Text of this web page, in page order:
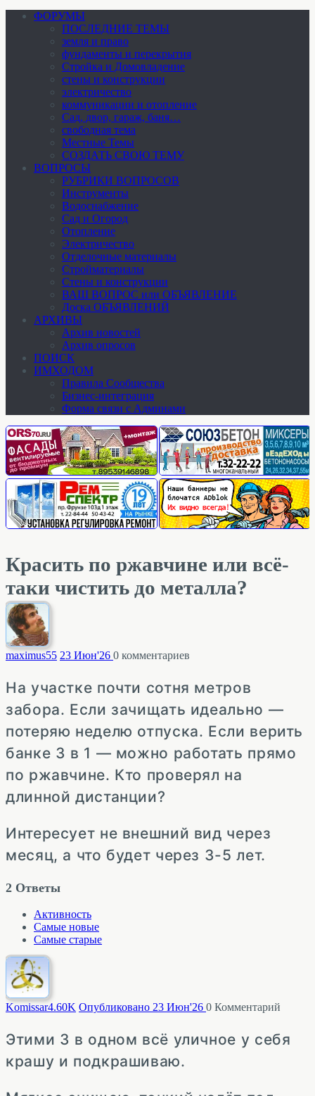
ФОРУМЫ
ПОСЛЕДНИЕ ТЕМЫ
земля и право
фундаменты и перекрытия
Стройка и Домовладение
стены и конструкции
электричество
коммуникации и отопление
Cад, двор, гараж, баня…
свободная тема
Местные Темы
СОЗДАТЬ СВОЮ ТЕМУ
ВОПРОСЫ
РУБРИКИ ВОПРОСОВ
Инструменты
Водоснабжение
Сад и Огород
Отопление
Электричество
Отделочные материалы
Стройматериалы
Стены и конструкции
ВАШ ВОПРОС или ОБЪЯВЛЕНИЕ
Доска ОБЪЯВЛЕНИЙ
АРХИВЫ
Архив новостей
Архив опросов
ПОИСК
ИМХОДОМ
Правила Сообщества
Бизнес-интеграция
Форма связи с Админами
Красить по ржавчине или всё-
таки чистить до металла?
maximus55 23 Июн'26 0 комментариев
На участке почти сотня метров
забора. Если зачищать идеально —
потеряю неделю отпуска. Если верить
банке 3 в 1 — можно работать прямо
по ржавчине. Кто проверял на
длинной дистанции?
Интересует не внешний вид через
месяц, а что будет через 3-5 лет.
2 Ответы
Активность
Самые новые
Самые старые
Komissar4.60K Опубликовано 23 Июн'26 0 Комментарий
Этими 3 в одном всё уличное у себя
крашу и подкрашиваю.